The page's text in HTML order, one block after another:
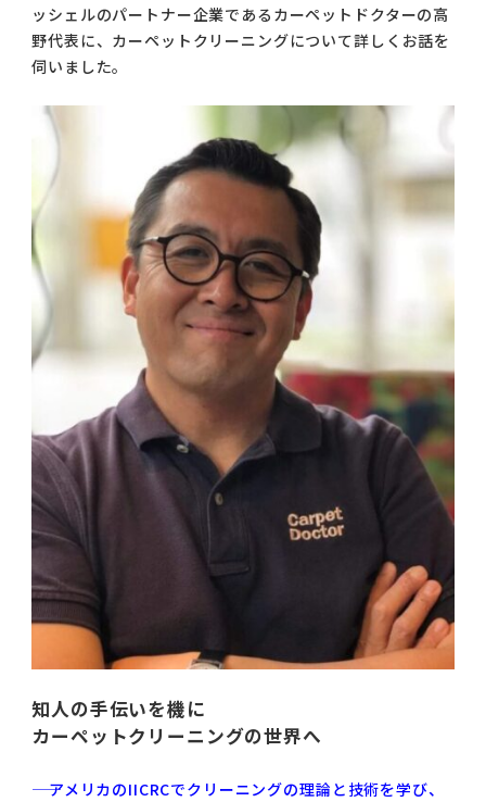
お知らせ
働く仲間インタビュー
お問い合わせ
ッシェルのパートナー企業であるカーペットドクターの高
野代表に、カーペットクリーニングについて詳しくお話を
伺いました。
知人の手伝いを機に
カーペットクリーニングの世界へ
―― アメリカのIICRCでクリーニングの理論と技術を学び、